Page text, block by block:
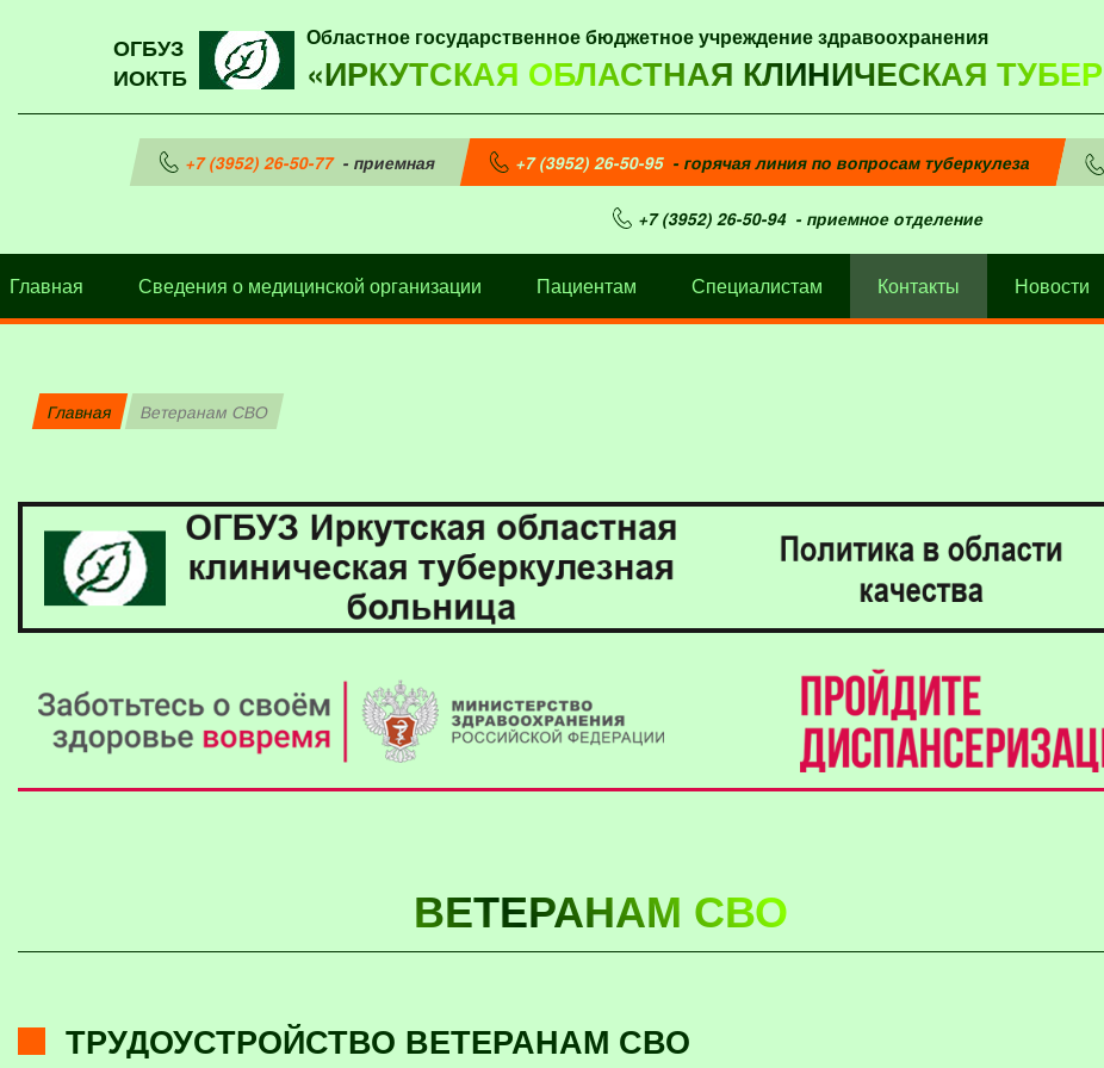
ОГБУЗ
ИОКТБ
Областное государственное бюджетное учреждение здравоохранения
«ИРКУТСКАЯ ОБЛАСТНАЯ КЛИНИЧЕСКАЯ
+7 (3952) 26-50-77- приемная +7 (3952) 26-50-95- горячая линия по вопросам туберкулеза
+7 (3952) 26-50-94- приемное отделение
Главная Сведения о медицинской организации Пациентам Специалистам Контакты Новости
Главная Ветеранам СВО
ВЕТЕРАНАМ СВО
ТРУДОУСТРОЙСТВО ВЕТЕРАНАМ СВО